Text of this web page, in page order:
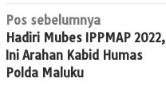
Navigasi
pos
Pos sebelumnya
Hadiri Mubes IPPMAP 2022,
Ini Arahan Kabid Humas
Polda Maluku